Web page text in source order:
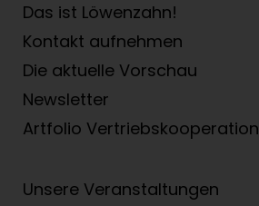
Das ist Löwenzahn!
Kontakt aufnehmen
Die aktuelle Vorschau
Newsletter
Artfolio Vertriebs­kooperation
Unsere Veranstaltungen